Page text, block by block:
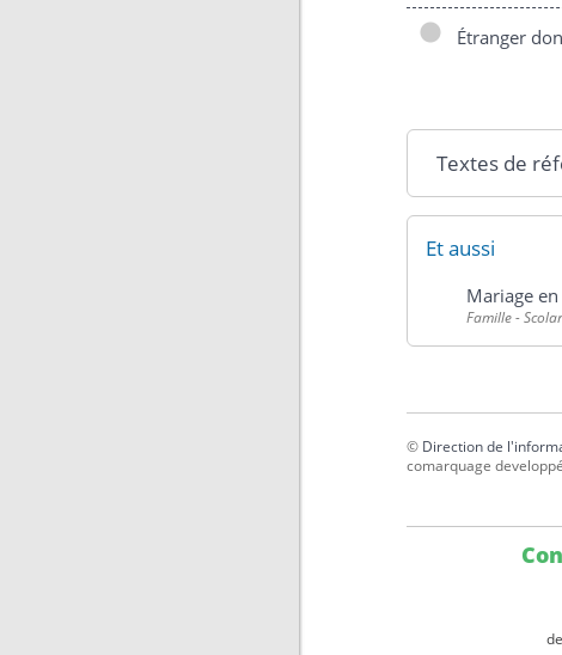
Étranger
Textes de
Et aussi
Mariage
Famille -
© Direction de
comarquage